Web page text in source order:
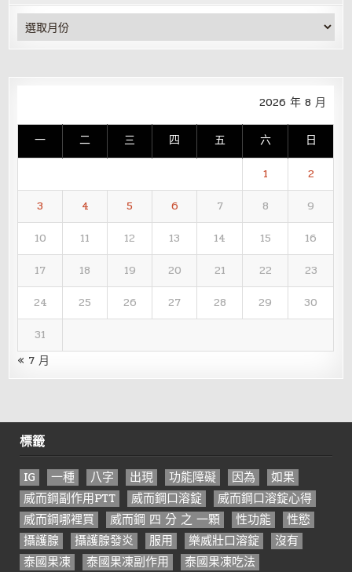
彙
整
2026 年 8 月
一 二 三 四 五 六 日
1
2
3
4 5 6 7 8
9
10
11 12 13 14 15
16
17
18 19 20 21 22
23
24
25 26 27 28 29
30
31
« 7 月
標籤
IG 一種 八字 出現 功能障礙 因為
如果
威而鋼副作用PTT
威而鋼口溶錠
威而鋼口溶錠心得
威而鋼哪裡買
威而鋼 四 分 之 一顆 性功能
性慾
攝護腺
攝護腺發炎 服用 樂威壯口溶錠
沒有
泰國果凍
泰國果凍副作用
泰國果凍吃法